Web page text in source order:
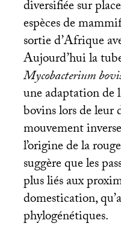
diversifiée sur
espèces de
sortie d’Afrique
Aujourd’hui la
Mycobacterium
une adaptation de
bovins lors de leur
mouvement
l’origine de la
suggère que les
plus liés aux
domestication,
phylogénétiques.